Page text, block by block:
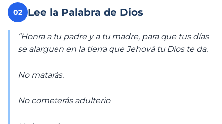
02 Lee la Palabra de Dios
“Honra a tu padre y a tu madre, para que tus días
se alarguen en la tierra que Jehová tu Dios te da.
No matarás.
No cometerás adulterio.